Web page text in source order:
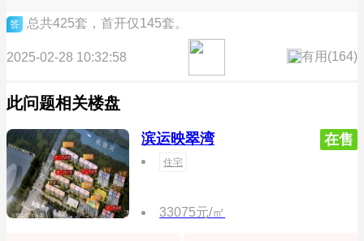
答 总共425套，首开仅145套。
2025-02-28 10:32:58 有用(164)
此问题相关楼盘
滨运映翠湾 在售
住宅
33075元/㎡